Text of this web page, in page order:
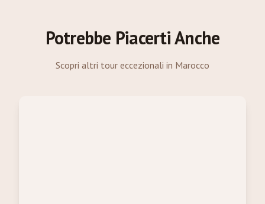
Potrebbe Piacerti Anche
Scopri altri tour eccezionali in Marocco